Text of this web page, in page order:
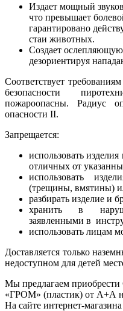
Издает мощный
что превышает
гарантировано
стаи животных.
Создает
дезориентируя
Соответствует
безопасности
пожароопасны. Радиус
опасности II.
Запрещается:
использовать
отличных от
использовать
(трещины, вмятины)
разбирать изделие и
хранить в
заявленными в
использовать лицам
Доставляется только
недоступном для детей
Мы предлагаем
«ГРОМ» (пластик) от А+А
На сайте интернет-